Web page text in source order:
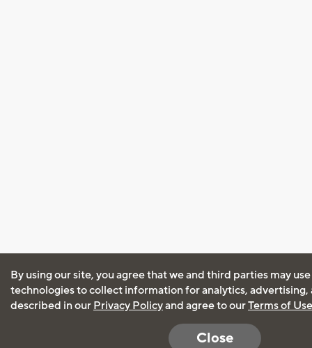
By using our site, you agree that we and third parties may
technologies to collect information for analytics, advertising,
described in our Privacy Policyand agree to ourTerms of Use
Close